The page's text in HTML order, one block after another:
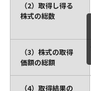
（2）取得し得る
株式の総数
（3）株式の取得
価額の総額
（4）取得結果の